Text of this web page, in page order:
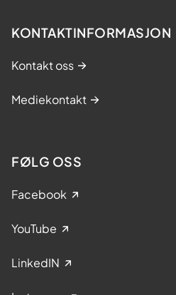
KONTAKTINFORMASJON
Kontakt oss
Mediekontakt
FØLG OSS
Facebook
YouTube
LinkedIN